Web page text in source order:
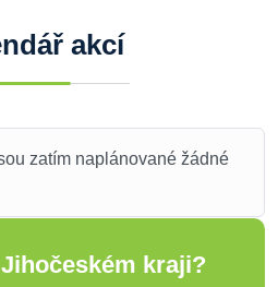
Hledat
akcí
zatím naplánované žádné
kraji?